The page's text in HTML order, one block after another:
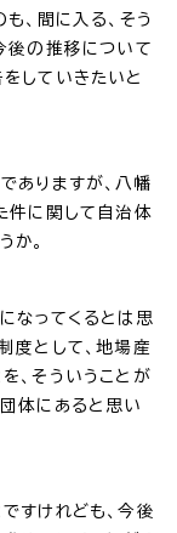
、間に入る、そう
後の推移について
していきたいと
ありますが、八幡
件に関して自治体
か。
なってくるとは思
度として、地場産
、そういうことが
体にあると思い
すけれども、今後